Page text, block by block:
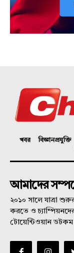
খবর বিজ্ঞানপ্রযুক্তি
আমাদের
২০১০ সালে যাত্রা
করতে ও
টোয়েন্টিওয়ান